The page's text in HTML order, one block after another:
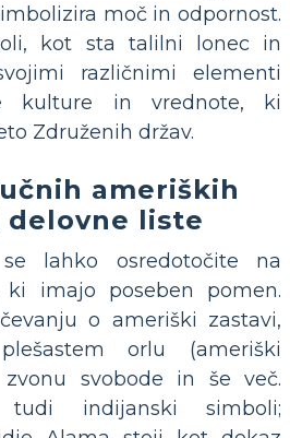
moč in odpornost.
kot sta talilni lonec in
različnimi elementi
kulture in vrednote, ki
Združenih držav.
ameriških
delovne liste
lahko osredotočite na
ki imajo poseben pomen.
o ameriški zastavi,
orlu (ameriški
svobode in še več.
indijanski simboli;